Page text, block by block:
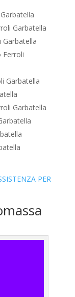
Garbatella
Garbatella
Ferroli
Garbatella
Garbatella
PER